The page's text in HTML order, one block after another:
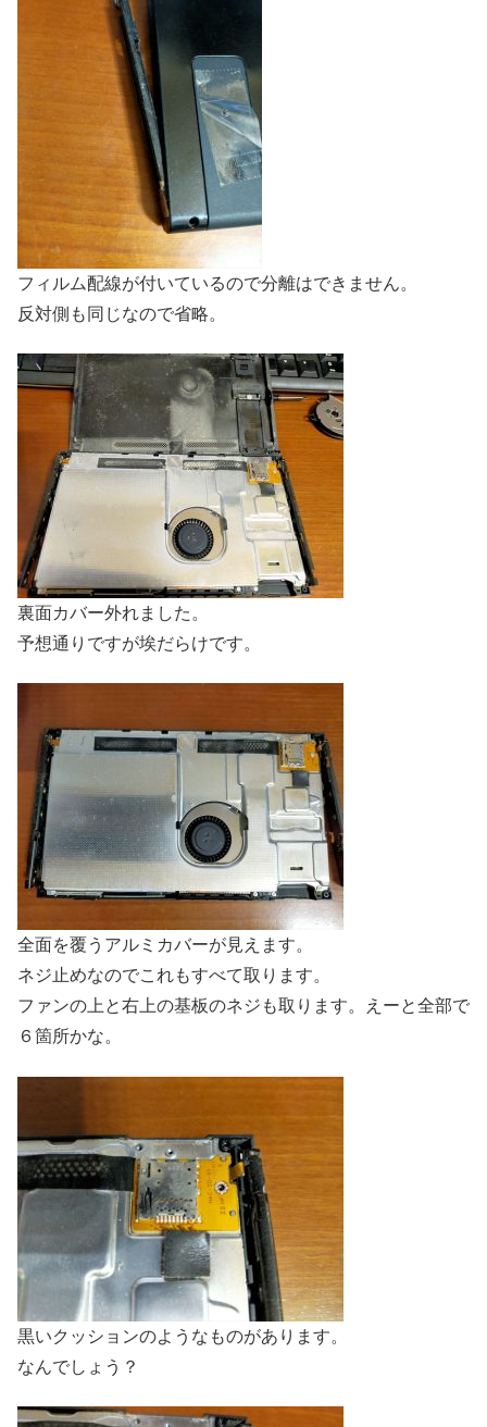
フィルム配線が付いているので分離はできません。
反対側も同じなので省略。
裏面カバー外れました。
予想通りですが埃だらけです。
全面を覆うアルミカバーが見えます。
ネジ止めなのでこれもすべて取ります。
ファンの上と右上の基板のネジも取ります。えーと全部で
６箇所かな。
黒いクッションのようなものがあります。
なんでしょう？